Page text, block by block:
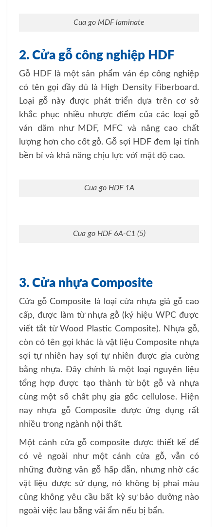
Cua go MDF laminate
2. Cửa gỗ công nghiệp HDF
Gỗ HDF là một sản phẩm ván ép công nghiệp
có tên gọi đầy đủ là High Density Fiberboard.
Loại gỗ này được phát triển dựa trên cơ sở
khắc phục nhiều nhược điểm của các loại gỗ
ván dăm như MDF, MFC và nâng cao chất
lượng hơn cho cốt gỗ. Gỗ sợi HDF đem lại tính
bền bỉ và khả năng chịu lực với mật độ cao.
Cua go HDF 1A
Cua go HDF 6A-C1 (5)
3. Cửa nhựa Composite
Cửa gỗ Composite là loại cửa nhựa giả gỗ cao
cấp, được làm từ nhựa gỗ (ký hiệu WPC được
viết tắt từ Wood Plastic Composite). Nhựa gỗ,
còn có tên gọi khác là vật liệu Composite nhựa
sợi tự nhiên hay sợi tự nhiên được gia cường
bằng nhựa. Đây chính là một loại nguyên liệu
tổng hợp được tạo thành từ bột gỗ và nhựa
cùng một số chất phụ gia gốc cellulose. Hiện
nay nhựa gỗ Composite được ứng dụng rất
nhiều trong ngành nội thất.
Một cánh cửa gỗ composite được thiết kế để
có vẻ ngoài như một cánh cửa gỗ, vẫn có
những đường vân gỗ hấp dẫn, nhưng nhờ các
vật liệu được sử dụng, nó không bị phai màu
cũng không yêu cầu bất kỳ sự bảo dưỡng nào
ngoài việc lau bằng vải ẩm nếu bị bẩn.